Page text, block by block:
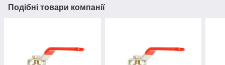
Подібні товари компанії